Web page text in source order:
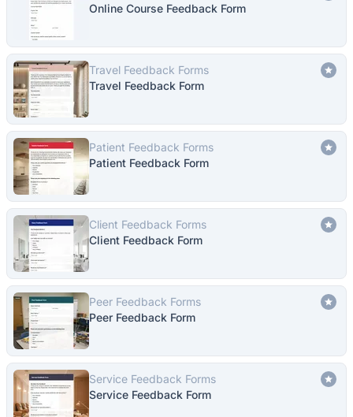
Online Course Feedback Form
Travel Feedback Forms
Travel Feedback Form
Patient Feedback Forms
Patient Feedback Form
Client Feedback Forms
Client Feedback Form
Peer Feedback Forms
Peer Feedback Form
Service Feedback Forms
Service Feedback Form